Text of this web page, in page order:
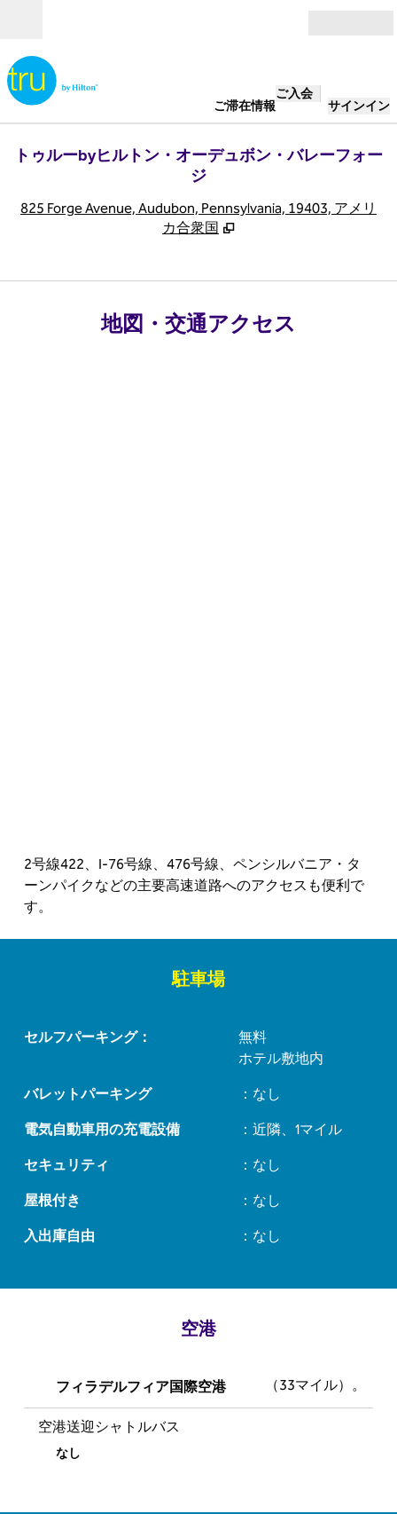
ご滞在情報
ご入会
サインイン
トゥルーbyヒルトン・オーデュボン・バレーフォー
ジ
825 Forge Avenue, Audubon, Pennsylvania, 19403, アメリ
カ合衆国
地図・交通アクセス
2号線422、I-76号線、476号線、ペンシルバニア・タ
ーンパイクなどの主要高速道路へのアクセスも便利で
す。
駐車場
セルフパーキング：
無料
ホテル敷地内
バレットパーキング
：なし
電気自動車用の充電設備
：近隣、1マイル
セキュリティ
：なし
屋根付き
：なし
入出庫自由
：なし
空港
フィラデルフィア国際空港 （33マイル）。
空港送迎シャトルバス
なし